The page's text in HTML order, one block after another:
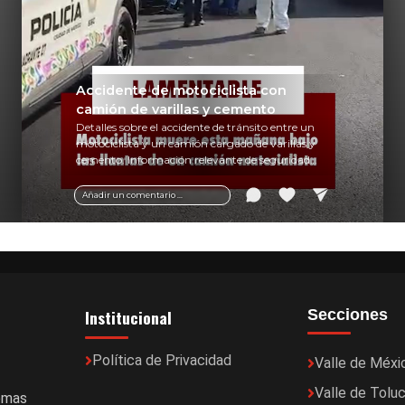
Añadir un comentario ...
Accidente de motociclista con
camión de varillas y cemento
Detalles sobre el accidente de tránsito entre un
motociclista y un camión cargado de varillas y
cemento. Información relevante de seguridad
vial y recomendaciones para motociclistas.
Institucional
Política de Privacidad
Secciones
Valle de
Valle de